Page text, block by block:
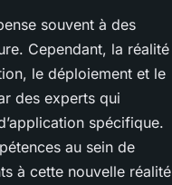
souvent à des
Cependant, la réalité
le déploiement et le
des experts qui
spécifique.
au sein de
à cette nouvelle réalité